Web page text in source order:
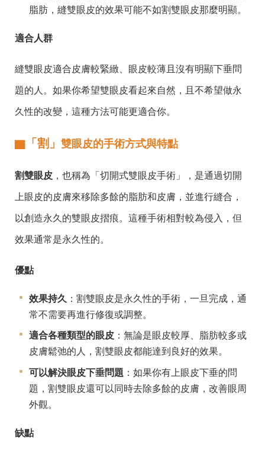
脂肪，縫雙眼皮的效果可能不如割雙眼皮那麼明顯。
適合人群
縫雙眼皮適合皮膚較緊緻、眼皮較薄且沒有明顯下垂問
題的人。如果你希望雙眼皮看起來自然，且不希望做永
久性的改變，這種方法可能更適合你。
▇ 「割」 雙眼皮的手術方式與特點
割雙眼皮 ，也稱為「切開式雙眼皮手術」，是通過切開
上眼皮的皮膚來移除多餘的脂肪和皮膚，並進行縫合，
以創造永久的雙眼皮摺痕。這種手術相對較為侵入，但
效果通常是永久性的。
優點
效果持久 ：割雙眼皮是永久性的手術，一旦完成，通
常不需要再進行修復或調整。
適合各種類型的眼皮 ：無論是眼皮較厚、脂肪較多或
皮膚鬆弛的人，割雙眼皮都能達到良好的效果。
可以解決眼皮下垂問題 ：如果你有上眼皮下垂的問
題，割雙眼皮還可以同時去除多餘的皮膚，改善眼周
外觀。
缺點